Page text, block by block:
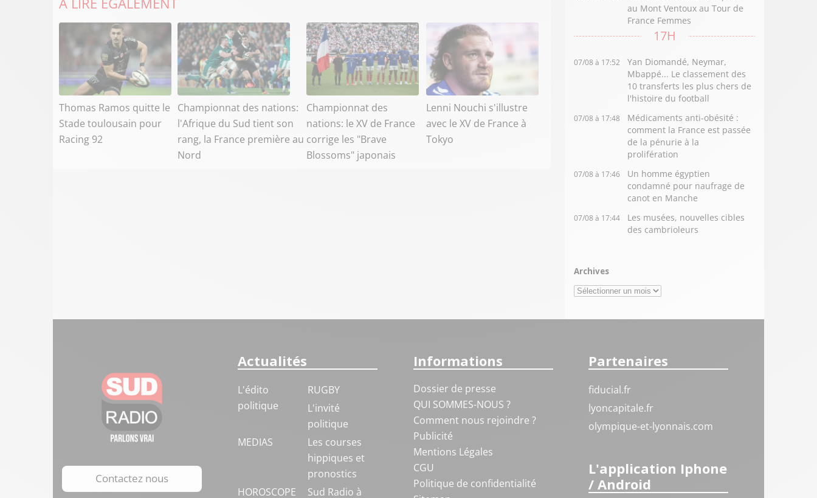
Thomas Ramos quitte le
Stade toulousain pour
Racing 92
Championnat des nations:
l'Afrique du Sud tient son
rang, la France première au
Nord
Championnat des
nations: le XV de France
corrige les "Brave
Blossoms" japonais
Lenni Nouchi s'illustre
avec le XV de France à
Tokyo
au Mont Ventoux au Tour de
France Femmes
17H
07/08 à 17:52
Yan Diomandé, Neymar,
Mbappé... Le classement des
10 transferts les plus chers de
l'histoire du football
07/08 à 17:48
Médicaments anti-obésité :
comment la France est passée
de la pénurie à la
prolifération
07/08 à 17:46
Un homme égyptien
condamné pour naufrage de
canot en Manche
07/08 à 17:44
Les musées, nouvelles cibles
des cambrioleurs
Archives
Archives
Contactez nous
Actualités
L'édito
politique
RUGBY
L'invité
politique
MEDIAS
Les courses
hippiques et
pronostics
HOROSCOPE
Sud Radio à
Informations
Dossier de presse
QUI SOMMES-NOUS ?
Comment nous rejoindre ?
Publicité
Mentions Légales
CGU
Politique de confidentialité
Partenaires
fiducial.fr
lyoncapitale.fr
olympique-et-lyonnais.com
L'application Iphone
/ Android